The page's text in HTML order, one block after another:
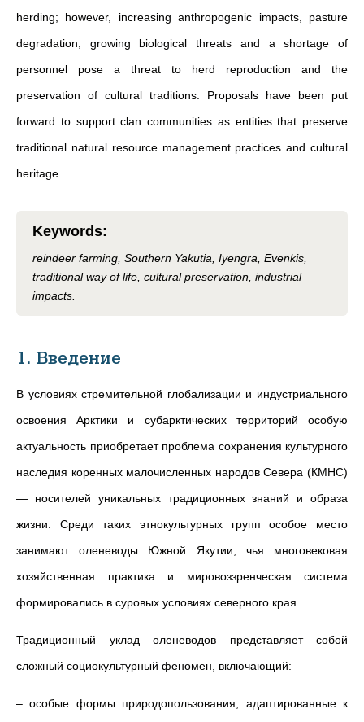
herding; however, increasing anthropogenic impacts, pasture
degradation, growing biological threats and a shortage of
personnel pose a threat to herd reproduction and the
preservation of cultural traditions. Proposals have been put
forward to support clan communities as entities that preserve
traditional natural resource management practices and cultural
heritage.
Keywords:
reindeer farming, Southern Yakutia, Iyengra, Evenkis,
traditional way of life, cultural preservation, industrial
impacts.
1. Введение
В условиях стремительной глобализации и индустриального
освоения Арктики и субарктических территорий особую
актуальность приобретает проблема сохранения культурного
наследия коренных малочисленных народов Севера (КМНС)
— носителей уникальных традиционных знаний и образа
жизни. Среди таких этнокультурных групп особое место
занимают оленеводы Южной Якутии, чья многовековая
хозяйственная практика и мировоззренческая система
формировались в суровых условиях северного края.
Традиционный уклад оленеводов представляет собой
сложный социокультурный феномен, включающий:
– особые формы природопользования, адаптированные к